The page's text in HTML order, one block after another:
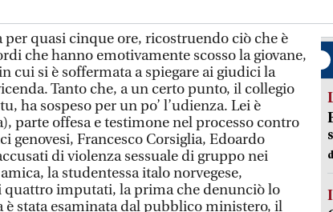
per quasi cinque ore, ricostruendo ciò che è
che hanno emotivamente scosso la giovane,
cui si è soffermata a spiegare ai giudici la
Tanto che, a un certo punto, il collegio
ha sospeso per un po’ l’udienza. Lei è
parte offesa e testimone nel processo contro
genovesi, Francesco Corsiglia, Edoardo
di violenza sessuale di gruppo nei
la studentessa italo norvegese,
quattro imputati, la prima che denunciò lo
stata esaminata dal pubblico ministero, il